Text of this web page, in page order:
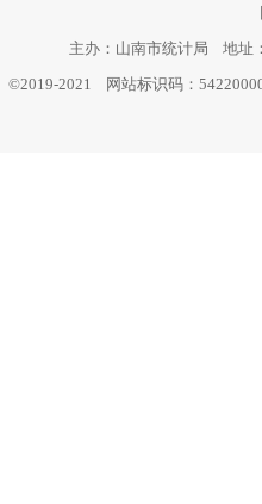
主办：山南市统计局 地址
©2019-2021 网站标识码：